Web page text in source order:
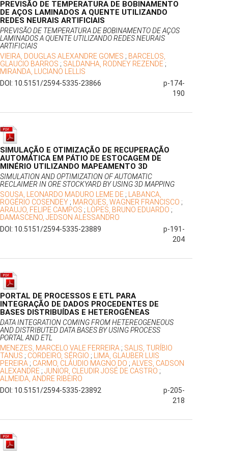
PREVISÃO DE TEMPERATURA DE BOBINAMENTO
DE AÇOS LAMINADOS A QUENTE UTILIZANDO
REDES NEURAIS ARTIFICIAIS
PREVISÃO DE TEMPERATURA DE BOBINAMENTO DE AÇOS
LAMINADOS A QUENTE UTILIZANDO REDES NEURAIS
ARTIFICIAIS
VIEIRA, DOUGLAS ALEXANDRE GOMES ; BARCELOS,
GLAUCIO BARROS ; SALDANHA, RODNEY REZENDE ;
MIRANDA, LUCIANO LELLIS
DOI: 10.5151/2594-5335-23866
p-174-
190
SIMULAÇÃO E OTIMIZAÇÃO DE RECUPERAÇÃO
AUTOMÁTICA EM PÁTIO DE ESTOCAGEM DE
MINÉRIO UTILIZANDO MAPEAMENTO 3D
SIMULATION AND OPTIMIZATION OF AUTOMATIC
RECLAIMER IN ORE STOCKYARD BY USING 3D MAPPING
SOUSA, LEONARDO MADURO LEME DE ;
LABANCA,
ROGÉRIO COSENDEY ; MARQUES, WAGNER FRANCISCO ;
ARAUJO, FELIPE CAMPOS ; LOPES, BRUNO EDUARDO ;
DAMASCENO, JEDSON ALESSANDRO
DOI: 10.5151/2594-5335-23889
p-191-
204
PORTAL DE PROCESSOS E ETL PARA
INTEGRAÇÃO DE DADOS PROCEDENTES DE
BASES DISTRIBUÍDAS E HETEROGÊNEAS
DATA INTEGRATION COMING FROM HETEREOGENEOUS
AND DISTRIBUTED DATA BASES BY USING PROCESS
PORTAL AND ETL
MENEZES, MARCELO VALE FERREIRA ; SALIS, TURÍBIO
TANUS ; CORDEIRO, SÉRGIO ;
LIMA, GLAUBER LUIS
PEREIRA ; CARMO, CLÁUDIO MAGNO DO ; ALVES, CADSON
ALEXANDRE ; JUNIOR, CLEUDIR JOSÉ DE CASTRO ;
ALMEIDA, ANDRE RIBEIRO
DOI: 10.5151/2594-5335-23892
p-205-
218